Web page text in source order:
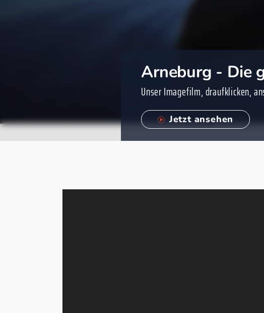
Arneburg - Die
Unser Imagefilm, draufklicken,
Jetzt ansehen